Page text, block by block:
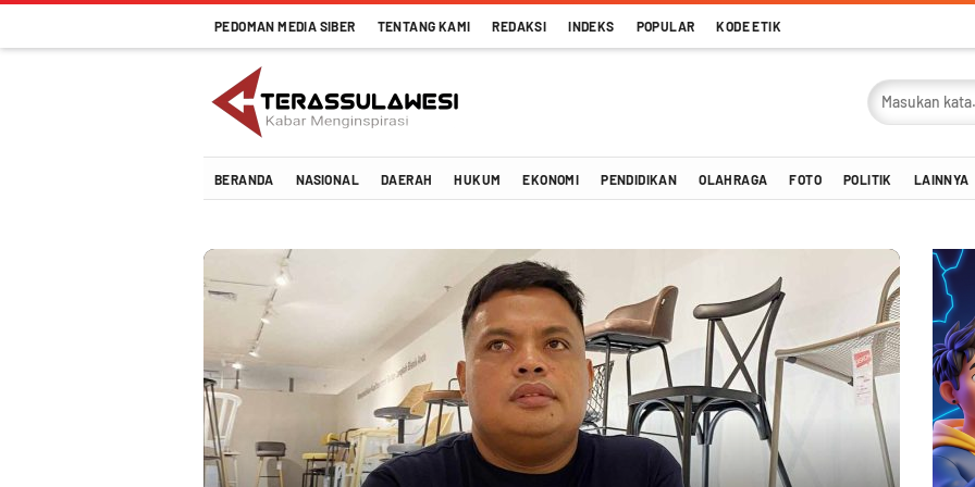
PEDOMAN MEDIA SIBER TENTANG KAMI REDAKSI INDEKS POPULAR KODE ETIK
Terassulawesi
Kabar Menginspirasi
BERANDA NASIONAL DAERAH HUKUM EKONOMI PENDIDIKAN OLAHRAGA FOTO POLITIK LAINNYA